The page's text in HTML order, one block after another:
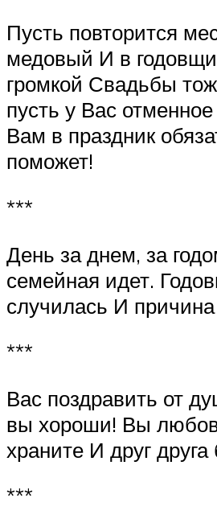
Пусть повторится
медовый И в
громкой Свадьбы
пусть у Вас
Вам в праздник
поможет!
***
День за днем, за
семейная идет.
случилась И
***
Вас поздравить от
вы хороши! Вы
храните И друг друга
***